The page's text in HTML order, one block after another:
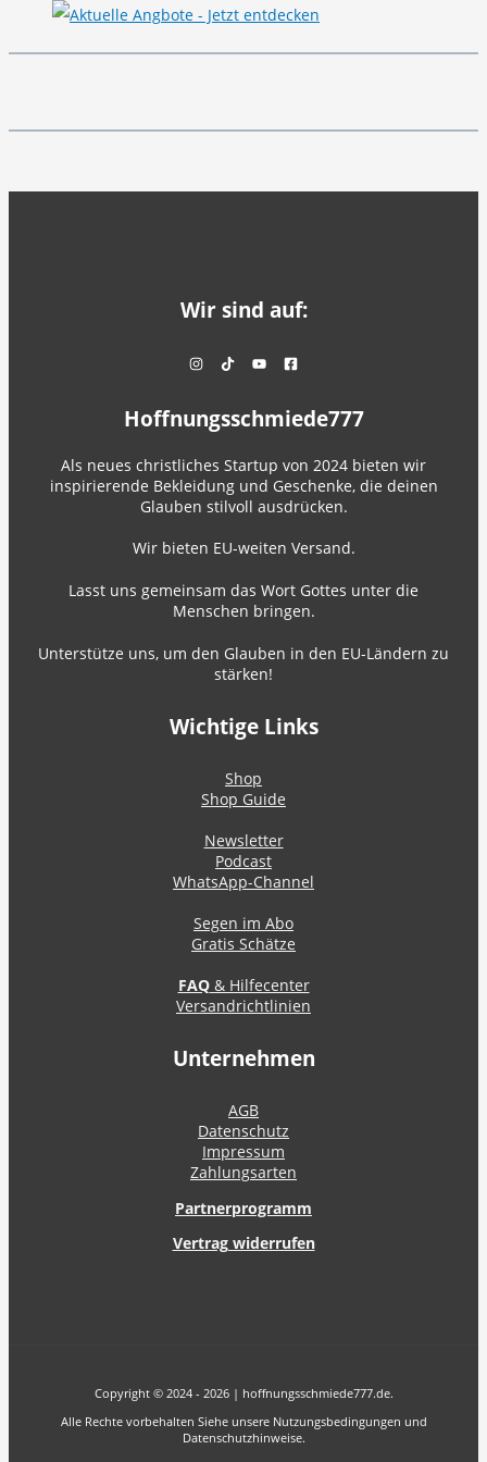
Wir sind auf:
Hoffnungsschmiede777
Als neues christliches Startup von 2024 bieten wir
inspirierende Bekleidung und Geschenke, die deinen
Glauben stilvoll ausdrücken.
Wir bieten EU-weiten Versand.
Lasst uns gemeinsam das Wort Gottes unter die
Menschen bringen.
Unterstütze uns, um den Glauben in den EU-Ländern zu
stärken!
Wichtige Links
Shop
Shop Guide
Newsletter
Podcast
WhatsApp-Channel
Segen im Abo
Gratis Schätze
FAQ& Hilfecenter
Versandrichtlinien
Unternehmen
AGB
Datenschutz
Impressum
Zahlungsarten
Partnerprogramm
Vertrag widerrufen
Copyright © 2024 - 2026 | hoffnungsschmiede777.de.
Alle Rechte vorbehalten Siehe unsere Nutzungsbedingungen und
Datenschutzhinweise.